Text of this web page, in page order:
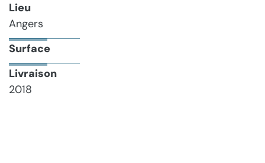
Lieu
Angers
Surface
Livraison
2018